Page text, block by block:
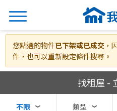
您點選的物件已下架或已成交 ，
件，也可以重新設定條件搜尋。
我家網房屋
找租屋 -
不限 類型